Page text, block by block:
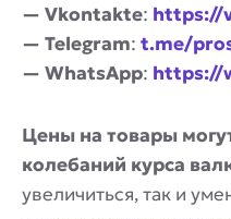
— Vkontakte: https://
— Telegram: t.me/
— WhatsApp: https://
Цены на товары
колебаний курса
увеличиться, так и